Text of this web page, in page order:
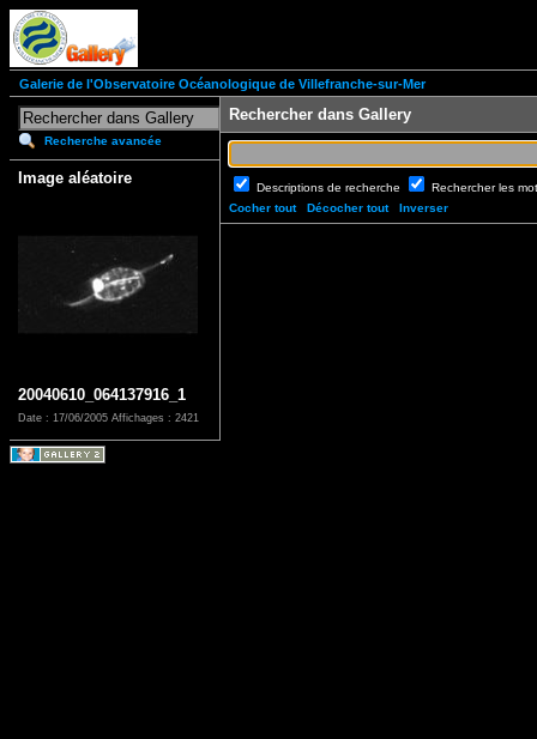
Galerie de l'Observatoire Océanologique de Villefranche-sur-Mer
Recherche avancée
Image aléatoire
20040610_064137916_1
Date : 17/06/2005 Affichages : 2421
Rechercher dans Gallery
Descriptions de recherche
Rechercher les
Cocher tout
Décocher tout Inverser